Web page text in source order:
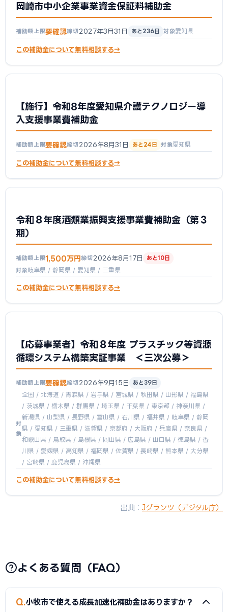
岡崎市中小企業事業資金保証料補助金
補助額上限要確認締切 2027年3月31日 あと236日 対象愛知県
この補助金について無料相談する
【施行】令和8年度愛知県介護テクノロジー導
入支援事業費補助金
補助額上限要確認締切 2026年8月31日 あと24日 対象愛知県
この補助金について無料相談する
令和８年度酒類業振興支援事業費補助金（第３
期）
補助額上限1,500万円締切 2026年8月17日
あと10日
対象岐阜県 / 静岡県 / 愛知県 / 三重県
この補助金について無料相談する
【応募事業者】令和８年度 プラスチック等資源
循環システム構築実証事業 ＜三次公募＞
補助額上限要確認締切 2026年9月15日 あと39日
対
象
全国 / 北海道 / 青森県 / 岩手県 / 宮城県 / 秋田県 / 山形県 / 福島県
/ 茨城県 / 栃木県 / 群馬県 / 埼玉県 / 千葉県 / 東京都 / 神奈川県 /
新潟県 / 山梨県 / 長野県 / 富山県 / 石川県 / 福井県 / 岐阜県 / 静岡
県 / 愛知県 / 三重県 / 滋賀県 / 京都府 / 大阪府 / 兵庫県 / 奈良県 /
和歌山県 / 鳥取県 / 島根県 / 岡山県 / 広島県 / 山口県 / 徳島県 / 香
川県 / 愛媛県 / 高知県 / 福岡県 / 佐賀県 / 長崎県 / 熊本県 / 大分県
/ 宮崎県 / 鹿児島県 / 沖縄県
この補助金について無料相談する
出典： Jグランツ（デジタル庁）
よくある質問（FAQ）
Q 小牧市で使える成長加速化補助金はありますか？